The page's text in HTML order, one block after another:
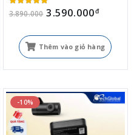
3.890.000 3.590.000đ
Thêm vào giỏ hàng
-10%